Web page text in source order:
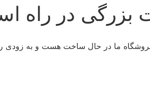
بزرگی در راه
فروشگاه ما در حال ساخت هست و به زودی